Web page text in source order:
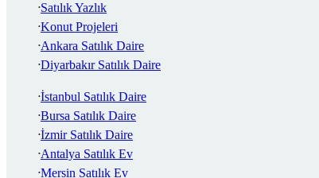
Satılık Yazlık
Konut Projeleri
Ankara Satılık Daire
Diyarbakır Satılık Daire
İstanbul Satılık Daire
Bursa Satılık Daire
İzmir Satılık Daire
Antalya Satılık Ev
Mersin Satılık Ev